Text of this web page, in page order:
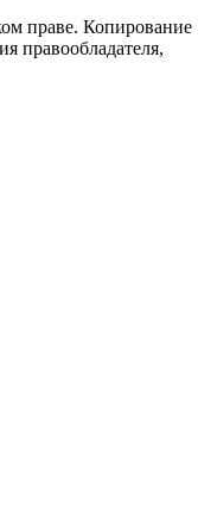
праве. Копирование
правообладателя,